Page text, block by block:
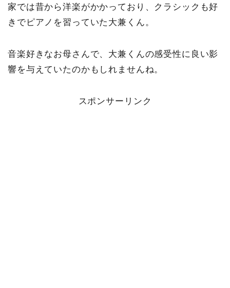
家では昔から洋楽がかかっており、クラシックも好
きでピアノを習っていた大兼くん。
音楽好きなお母さんで、大兼くんの感受性に良い影
響を与えていたのかもしれませんね。
スポンサーリンク